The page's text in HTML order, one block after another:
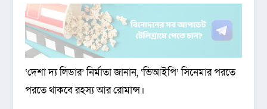
‘দেশা দ্য লিডার’ নির্মাতা জানান, ‘ভিআইপি’ সিনেমার পরতে
পরতে থাকবে রহস্য আর রোমান্স।